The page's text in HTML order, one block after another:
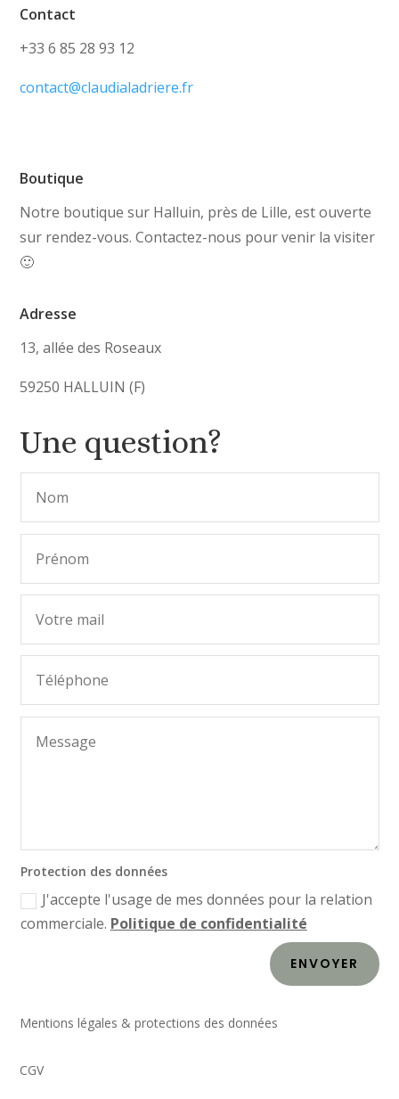
Contact
+33 6 85 28 93 12
contact@claudialadriere.fr
Boutique
Notre boutique sur Halluin, près de Lille, est ouverte
sur rendez-vous. Contactez-nous pour venir la visiter
🙂
Adresse
13, allée des Roseaux
59250 HALLUIN (F)
Une question?
Protection des données
J'accepte l'usage de mes données pour la relation
commerciale. Politique de confidentialité
ENVOYER
Mentions légales & protections des données
CGV